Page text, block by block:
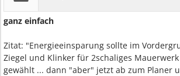
ganz einfach
Zitat: "Energieeinsparung sollte im
Ziegel und Klinker für 2schaliges
gewählt ... dann "aber" jetzt ab zum Planer